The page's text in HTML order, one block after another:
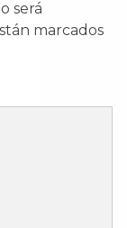
será
marcados